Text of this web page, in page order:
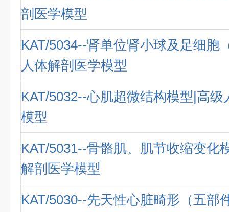
剖医学模型
KAT/5034--肾单位肾小球及足细胞
人体解剖医学模型
KAT/5032--心肌超微结构模型|高级
模型
KAT/5031--骨骼肌、肌节收缩变化
解剖医学模型
KAT/5030--先天性心脏畸形（五部